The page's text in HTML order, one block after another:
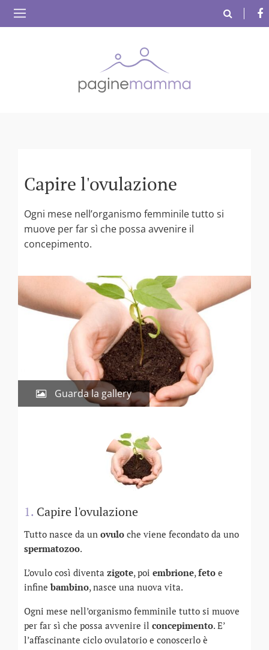
Capire l'ovulazione
Ogni mese nell’organismo femminile tutto si
muove per far sì che possa avvenire il
concepimento.
Guarda la gallery
1. Capire l'ovulazione
Tutto nasce da un ovulo che viene fecondato da uno
spermatozoo.
L’ovulo così diventa zigote, poi embrione,feto e
infinebambino, nasce una nuova vita.
Ogni mese nell’organismo femminile tutto si muove
per far sì che possa avvenire il concepimento. E’
l’affascinante ciclo ovulatorio e conoscerlo è